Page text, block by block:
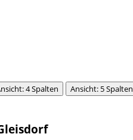
4 Spalten Ansicht: 5 Spalten